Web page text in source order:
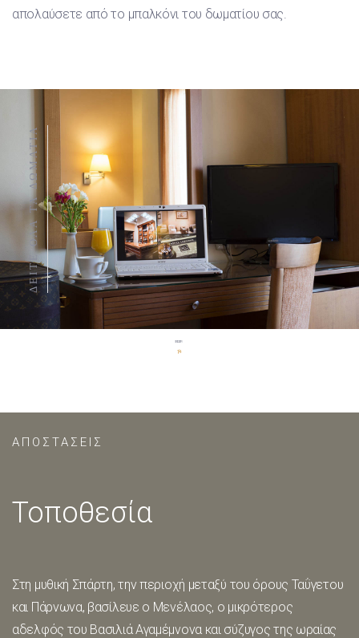
απολαύσετε από το μπαλκόνι του δωματίου σας.
ΠΕΡΙΣΣΟΤΕΡΑ
1 / 4
ΔΕΙΤΕ ΟΛΑ ΤΑ ΔΩΜΑΤΙΑ
ΑΠΟΣΤΑΣΕΙΣ
Τοποθεσία
Στη μυθική Σπάρτη, την περιοχή μεταξύ του όρους Ταΰγετου
και Πάρνωνα, βασίλευε ο Μενέλαος, ο μικρότερος
αδελφός του Βασιλιά Αγαμέμνονα και σύζυγος της ωραίας